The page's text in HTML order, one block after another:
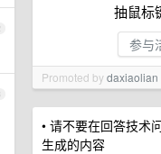
抽鼠标
参与
Promoted bydaxiaolian
• 请不要在回答技术
生成的内容